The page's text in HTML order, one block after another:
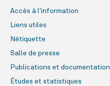
Accès à l'information
Liens utiles
Nétiquette
Salle de presse
Publications et documentation
Études et statistiques